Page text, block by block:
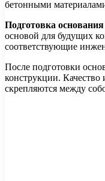
бетонными
Подготовка основания
основой для будущих
соответствующие
После подготовки
конструкции.
скрепляются между